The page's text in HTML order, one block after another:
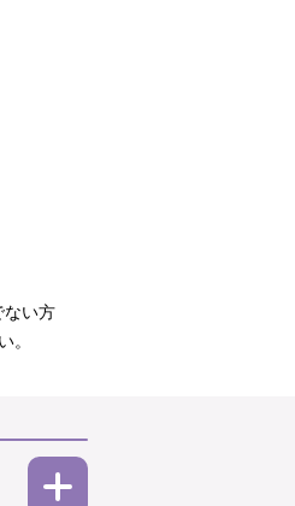
ない方
。